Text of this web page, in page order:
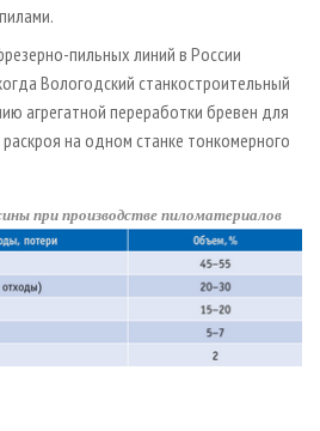
пильных линий в России
Вологодский станкостроительный
агрегатной переработки бревен для
на одном станке тонкомерного
при производстве пиломатериалов